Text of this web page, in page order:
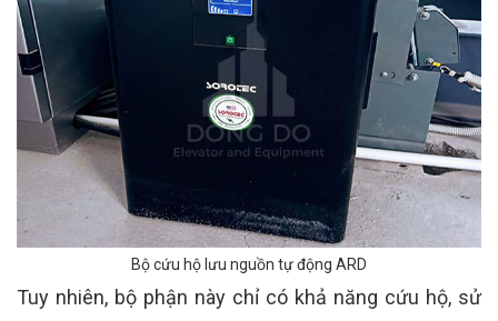
Bộ cứu hộ lưu nguồn tự động ARD
Tuy nhiên, bộ phận này chỉ có khả năng cứu hộ, sử